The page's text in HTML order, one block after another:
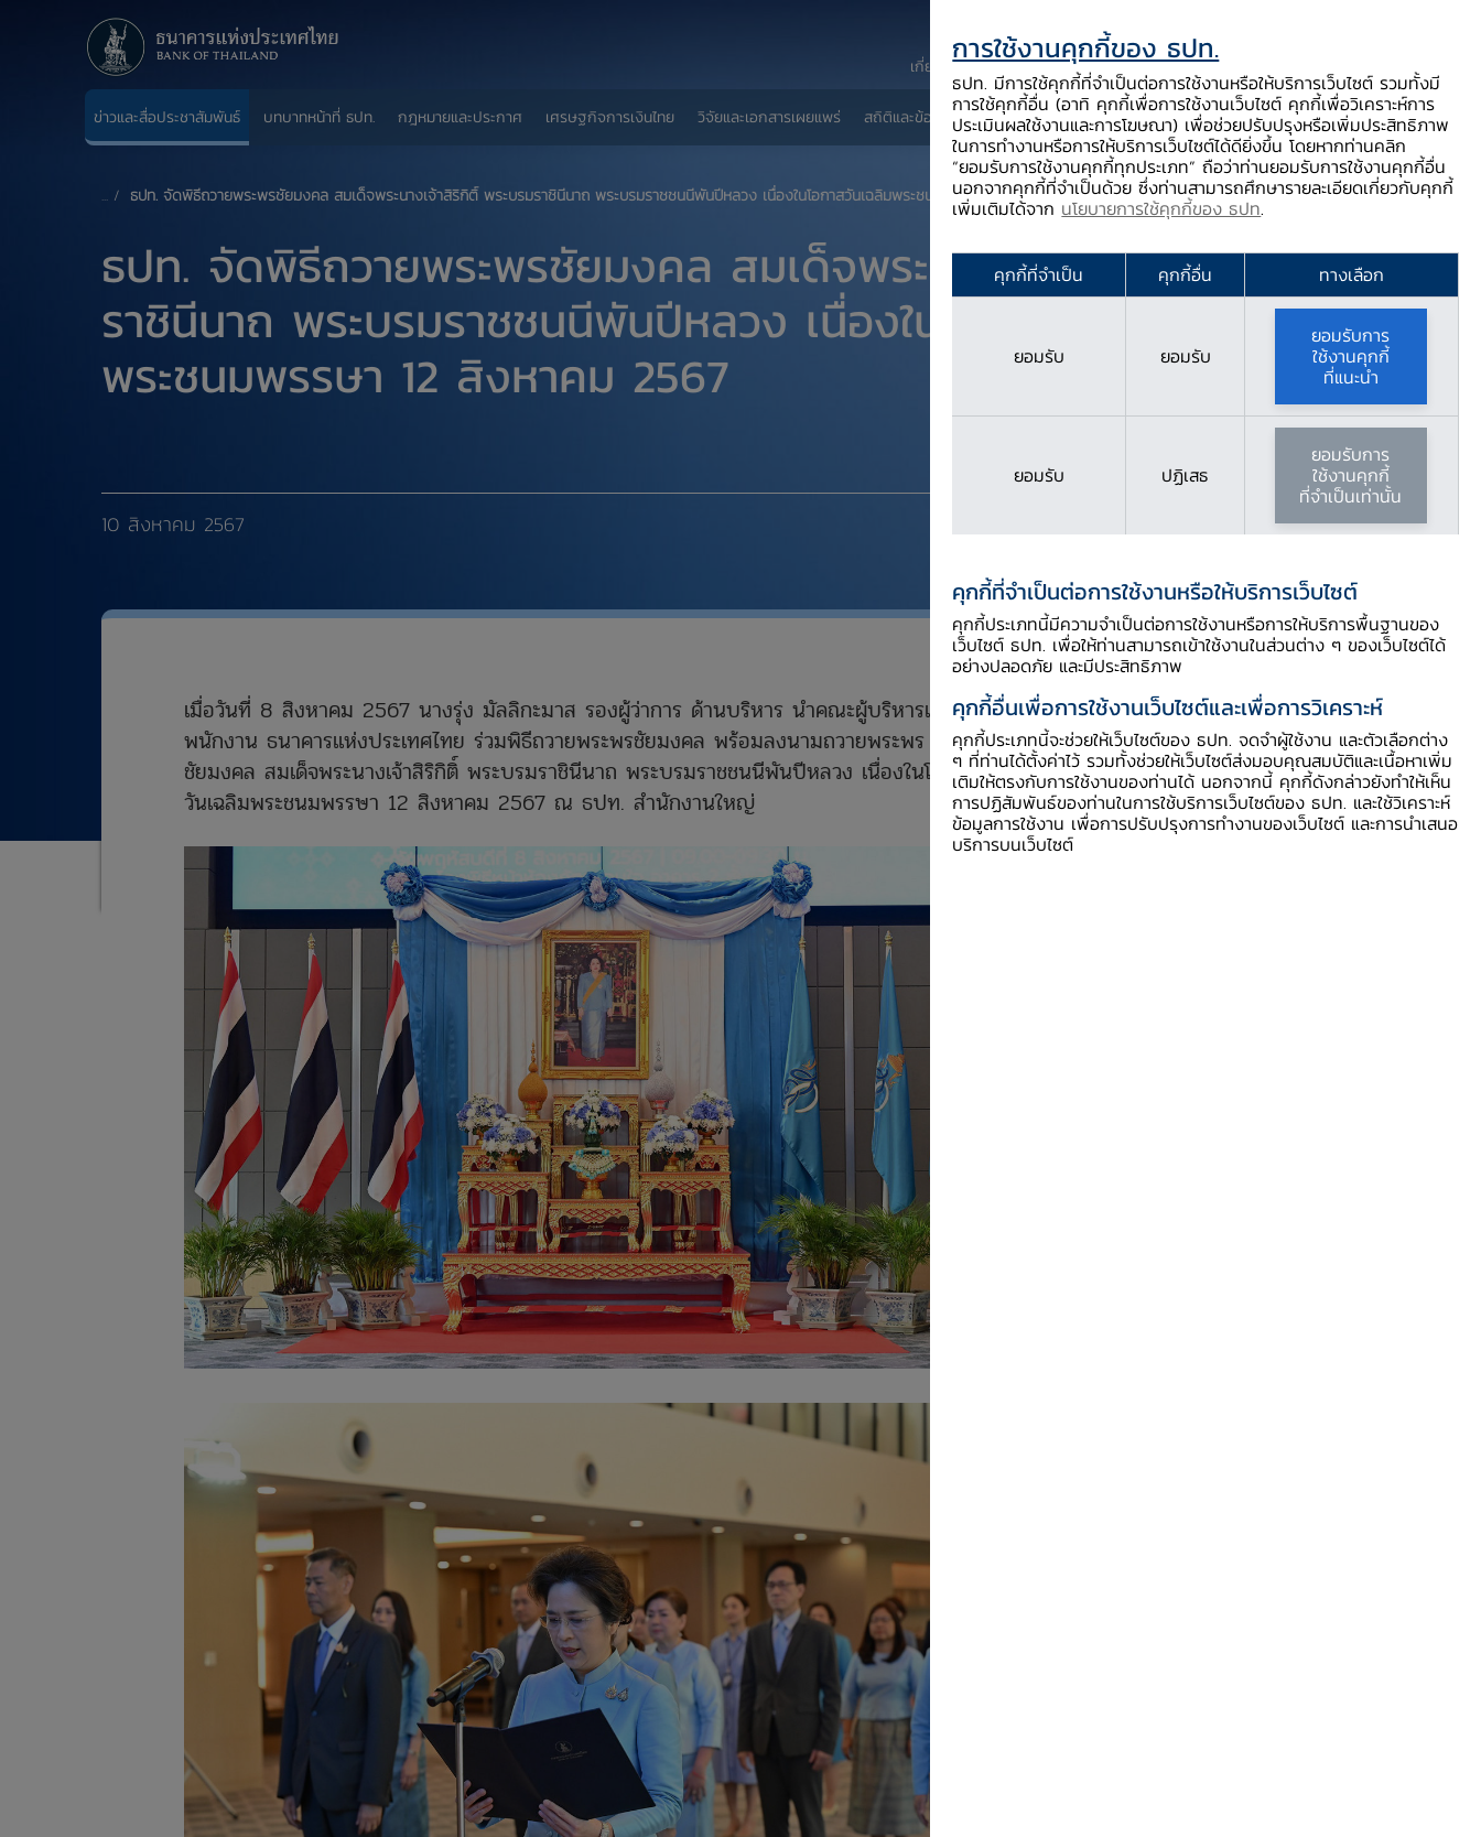
ข่าวและสื่อประชาสัมพันธ์ บทบาทหน้าที่ ธปท. กฎหมายและประกาศ เศรษฐกิจการเงินไทย วิจัยและเอกสารเผยแพร่ สถิติและข้อมูลเผยแพร่ บริการจาก ธปท. นวัตกรรมภาคการเงิน สตางค์ Story
เกี่ยวกับ ธปท. ติดต่อเรา ช่วยเหลือ / ร้องเรียน EN
ธปท. จัดพิธีถวายพระพรชัยมงคล สมเด็จพระนางเจ้าสิริกิติ์ พระบรมราชินีนาถ พระบรมราชชนนีพันปีหลวง เนื่องในโอกาสวันเฉลิมพระชนมพรรษา 12 สิงหาคม 2567
ธปท. จัดพิธีถวายพระพรชัยมงคล สมเด็จพระนางเจ้าสิริกิติ์ พระบรม
ราชินีนาถ พระบรมราชชนนีพันปีหลวง เนื่องในโอกาสวันเฉลิม
พระชนมพรรษา 12 สิงหาคม 2567
10 สิงหาคม 2567
เมื่อวันที่ 8 สิงหาคม 2567 นางรุ่ง มัลลิกะมาส รองผู้ว่าการ ด้านบริหาร นำคณะผู้บริหารและ
พนักงาน ธนาคารแห่งประเทศไทย ร่วมพิธีถวายพระพรชัยมงคล พร้อมลงนามถวายพระพร
ชัยมงคล สมเด็จพระนางเจ้าสิริกิติ์ พระบรมราชินีนาถ พระบรมราชชนนีพันปีหลวง เนื่องในโอกาส
วันเฉลิมพระชนมพรรษา 12 สิงหาคม 2567 ณ ธปท. สำนักงานใหญ่
การใช้งานคุกกี้ของ ธปท.
ธปท. มีการใช้คุกกี้ที่จำเป็นต่อการใช้งานหรือให้บริการเว็บไซต์ รวมทั้งมี
การใช้คุกกี้อื่น (อาทิ คุกกี้เพื่อการใช้งานเว็บไซต์ คุกกี้เพื่อวิเคราะห์การ
ประเมินผลใช้งานและการโฆษณา) เพื่อช่วยปรับปรุงหรือเพิ่มประสิทธิภาพ
ในการทำงานหรือการให้บริการเว็บไซต์ได้ดียิ่งขึ้น โดยหากท่านคลิก
“ยอมรับการใช้งานคุกกี้ทุกประเภท” ถือว่าท่านยอมรับการใช้งานคุกกี้อื่น
นอกจากคุกกี้ที่จำเป็นด้วย ซึ่งท่านสามารถศึกษารายละเอียดเกี่ยวกับคุกกี้
เพิ่มเติมได้จาก นโยบายการใช้คุกกี้ของ ธปท.
คุกกี้ที่จำเป็น คุกกี้อื่น ทางเลือก
ยอมรับ ยอมรับ
ยอมรับการ
ใช้งานคุกกี้
ที่แนะนำ
ยอมรับ ปฏิเสธ
ยอมรับการ
ใช้งานคุกกี้
ที่จำเป็นเท่านั้น
คุกกี้ที่จำเป็นต่อการใช้งานหรือให้บริการเว็บไซต์
คุกกี้ประเภทนี้มีความจำเป็นต่อการใช้งานหรือการให้บริการพื้นฐานของ
เว็บไซต์ ธปท. เพื่อให้ท่านสามารถเข้าใช้งานในส่วนต่าง ๆ ของเว็บไซต์ได้
อย่างปลอดภัย และมีประสิทธิภาพ
คุกกี้อื่นเพื่อการใช้งานเว็บไซต์และเพื่อการวิเคราะห์
คุกกี้ประเภทนี้จะช่วยให้เว็บไซต์ของ ธปท. จดจำผู้ใช้งาน และตัวเลือกต่าง
ๆ ที่ท่านได้ตั้งค่าไว้ รวมทั้งช่วยให้เว็บไซต์ส่งมอบคุณสมบัติและเนื้อหาเพิ่ม
เติมให้ตรงกับการใช้งานของท่านได้ นอกจากนี้ คุกกี้ดังกล่าวยังทำให้เห็น
การปฏิสัมพันธ์ของท่านในการใช้บริการเว็บไซต์ของ ธปท. และใช้วิเคราะห์
ข้อมูลการใช้งาน เพื่อการปรับปรุงการทำงานของเว็บไซต์ และการนำเสนอ
บริการบนเว็บไซต์